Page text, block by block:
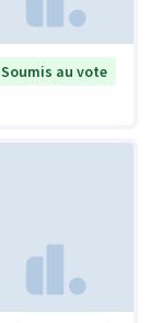
Soumis au vote